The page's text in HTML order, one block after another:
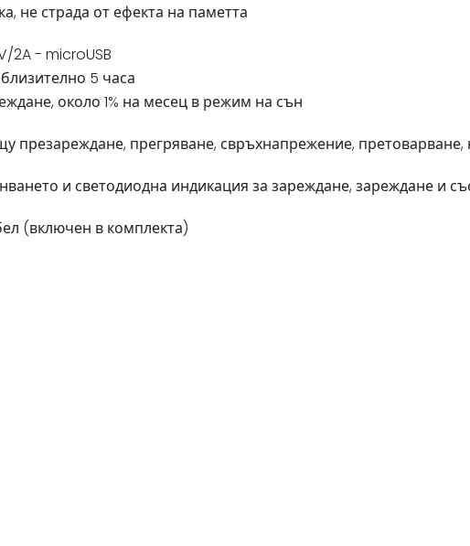
не страда от ефекта на паметта
2A - microUSB
5 часа
около 1% на месец в режим на сън
презареждане, прегряване, свръхнапрежение,
и светодиодна индикация за зареждане, зареждане и
(включен в комплекта)